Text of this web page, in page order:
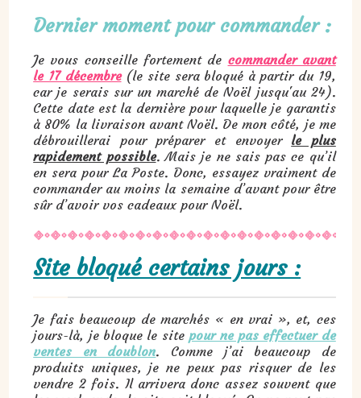
Dernier moment pour commander :
Je vous conseille fortement de commander avant
le 17 décembre(le site sera bloqué à partir du 19,
car je serais sur un marché de Noël jusqu'au 24).
Cette date est la dernière pour laquelle je garantis
à 80% la livraison avant Noël. De mon côté, je me
débrouillerai pour préparer et envoyer le plus
rapidement possible. Mais je ne sais pas ce qu’il
en sera pour La Poste. Donc, essayez vraiment de
commander au moins la semaine d’avant pour être
sûr d’avoir vos cadeaux pour Noël.
Site bloqué certains jours :
Je fais beaucoup de marchés « en vrai », et, ces
jours-là, je bloque le site pour ne pas effectuer de
ventes en doublon. Comme j’ai beaucoup de
produits uniques, je ne peux pas risquer de les
vendre 2 fois. Il arrivera donc assez souvent que